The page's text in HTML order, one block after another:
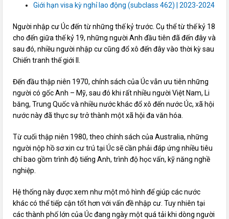
Giới hạn visa kỳ nghỉ lao động (subclass 462) | 2023-2024
Người nhập cư Úc đến từ những thế kỷ trước. Cụ thể từ thế kỷ 18
cho đến giữa thế kỷ 19, những người Anh đầu tiên đã đến đây và
sau đó, nhiều người nhập cư cũng đổ xô đến đây vào thời kỳ sau
Chiến tranh thế giới II.
Đến đầu thập niên 1970, chính sách của Úc vẫn ưu tiên những
người có gốc Anh – Mỹ, sau đó khi rất nhiều người Việt Nam, Li
băng, Trung Quốc và nhiều nước khác đổ xô đến nước Úc, xã hội
nước này đã thực sự trở thành một xã hội đa văn hóa.
Từ cuối thập niên 1980, theo chính sách của Australia, những
người nộp hồ sơ xin cư trú tại Úc sẽ cần phải đáp ứng nhiều tiêu
chí bao gồm trình độ tiếng Anh, trình độ học vấn, kỹ năng nghề
nghiệp.
Hệ thống này được xem như một mô hình để giúp các nước
khác có thể tiếp cận tốt hơn với vấn đề nhập cư. Tuy nhiên tại
các thành phố lớn của Úc đang ngày một quá tải khi dòng người